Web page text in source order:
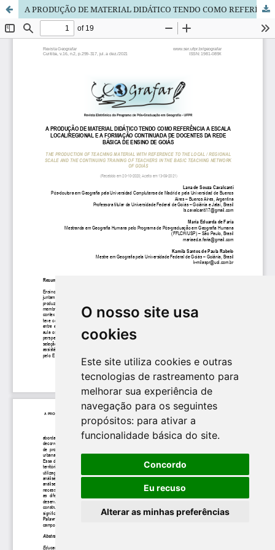
O nosso site usa
cookies
Este site utiliza cookies e outras
tecnologias de rastreamento para
melhorar sua experiência de
navegação para os seguintes
propósitos: para ativar a
funcionalidade básica do site.
Concordo
Eu recuso
Alterar as minhas preferências
A PRODUÇÃO DE MATERIAL DIDÁTICO TENDO COMO REFERÊNCIA A ESCALA LOCAL/REGIONAL E A FORMAÇÃO CONTINUADA DE DOCENTES DA REDE BÁSICA DE ENSINO DE GOIÁS